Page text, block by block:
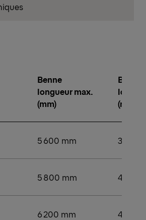
Benne
longueur max.
(mm)
Benne
(mm)
5 600 mm 3 800
5 800 mm 4 000
6 200 mm 4 200